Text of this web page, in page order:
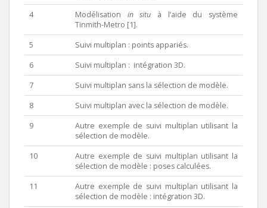
4
Modélisation in situ à l’aide du système
Tinmith-Metro [1].
5
Suivi multiplan : points appariés.
6
Suivi multiplan : intégration 3D.
7
Suivi multiplan sans la sélection de modèle.
8
Suivi multiplan avec la sélection de modèle.
9
Autre exemple de suivi multiplan utilisant la
sélection de modèle.
10
Autre exemple de suivi multiplan utilisant la
sélection de modèle : poses calculées.
11
Autre exemple de suivi multiplan utilisant la
sélection de modèle : intégration 3D.